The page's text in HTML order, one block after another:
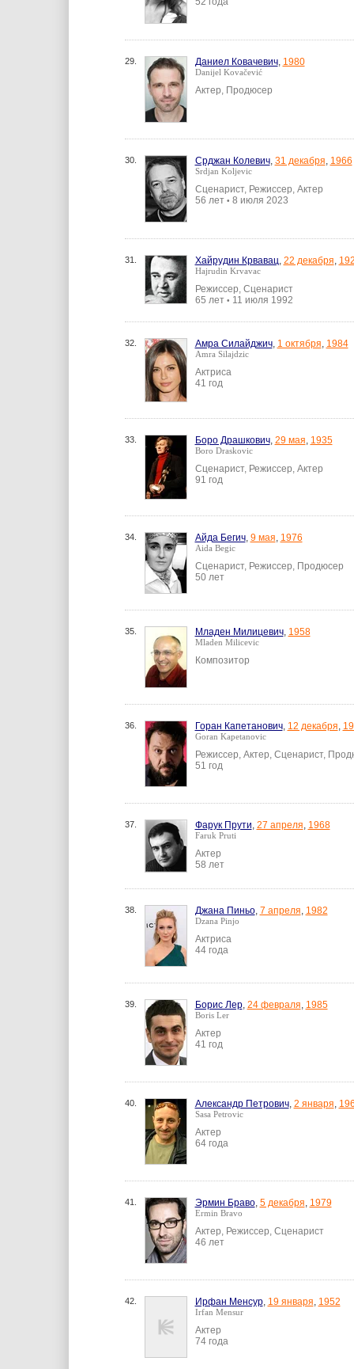
29. Даниел Ковачевич, 1980
Danijel Kovačević
Актер, Продюсер
30. Срджан Колевич, 31 декабря, 1966
Srdjan Koljevic
Сценарист, Режиссер, Актер
56 лет • 8 июля 2023
31. Хайрудин Крвавац, 22 декабря,
Hajrudin Krvavac
Режиссер, Сценарист
65 лет • 11 июля 1992
32. Амра Силайджич, 1 октября, 1984
Amra Silajdzic
Актриса
41 год
33. Боро Драшкович, 29 мая, 1935
Boro Draskovic
Сценарист, Режиссер, Актер
91 год
34. Айда Бегич, 9 мая, 1976
Aida Begic
Сценарист, Режиссер, Продюсер
50 лет
35. Младен Милицевич, 1958
Mladen Milicevic
Композитор
36. Горан Капетанович, 12 декабря,
Goran Kapetanovic
Режиссер, Актер, Сценарист,
51 год
37. Фарук Прути, 27 апреля, 1968
Faruk Pruti
Актер
58 лет
38. Джана Пиньо, 7 апреля, 1982
Dzana Pinjo
Актриса
44 года
39. Борис Лер, 24 февраля, 1985
Boris Ler
Актер
41 год
40. Александр Петрович, 2 января,
Sasa Petrovic
Актер
64 года
41. Эрмин Браво, 5 декабря, 1979
Ermin Bravo
Актер, Режиссер, Сценарист
46 лет
42. Ирфан Менсур, 19 января, 1952
Irfan Mensur
Актер
74 года